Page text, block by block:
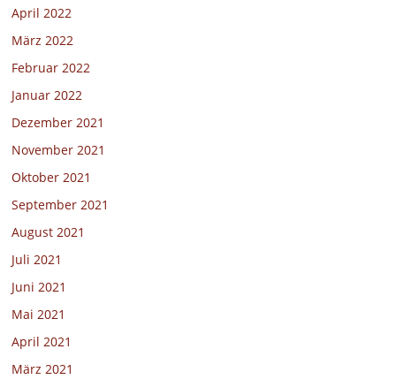
April 2022
März 2022
Februar 2022
Januar 2022
Dezember 2021
November 2021
Oktober 2021
September 2021
August 2021
Juli 2021
Juni 2021
Mai 2021
April 2021
März 2021